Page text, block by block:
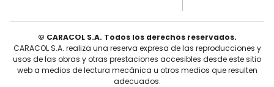
© CARACOL S.A. Todos los derechos reservados.
CARACOL S.A. realiza una reserva expresa de las reproducciones y
usos de las obras y otras prestaciones accesibles desde este sitio
web a medios de lectura mecánica u otros medios que resulten
adecuados.